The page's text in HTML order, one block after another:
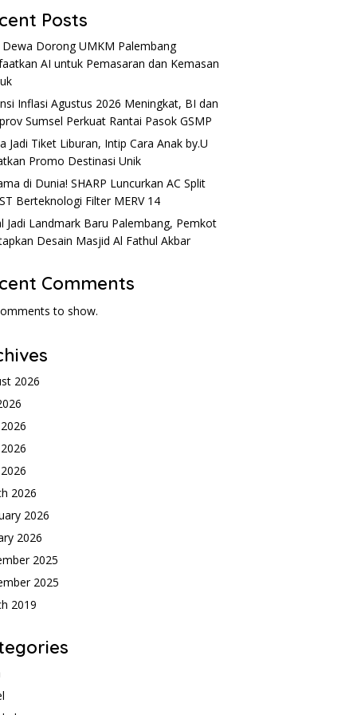
Posts
Dewa Dorong UMKM Palembang
AI untuk Pemasaran dan Kemasan
Inflasi Agustus 2026 Meningkat, BI dan
Sumsel Perkuat Rantai Pasok GSMP
Jadi Tiket Liburan, Intip Cara Anak by.U
Promo Destinasi Unik
di Dunia! SHARP Luncurkan AC Split
Berteknologi Filter MERV 14
Jadi Landmark Baru Palembang, Pemkot
Desain Masjid Al Fathul Akbar
Comments
to show.
2026
2026
2026
2026
2025
2025
2019